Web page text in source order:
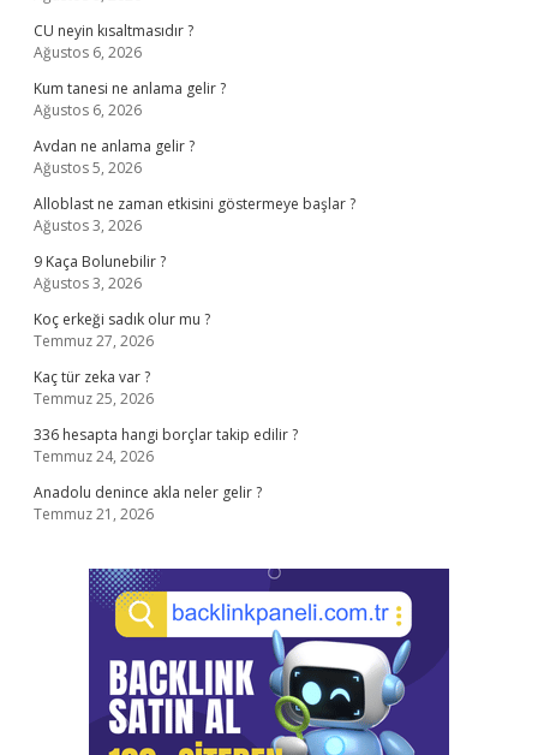
CU neyin kısaltmasıdır ?
Ağustos 6, 2026
Kum tanesi ne anlama gelir ?
Ağustos 6, 2026
Avdan ne anlama gelir ?
Ağustos 5, 2026
Alloblast ne zaman etkisini göstermeye başlar ?
Ağustos 3, 2026
9 Kaça Bolunebilir ?
Ağustos 3, 2026
Koç erkeği sadık olur mu ?
Temmuz 27, 2026
Kaç tür zeka var ?
Temmuz 25, 2026
336 hesapta hangi borçlar takip edilir ?
Temmuz 24, 2026
Anadolu denince akla neler gelir ?
Temmuz 21, 2026